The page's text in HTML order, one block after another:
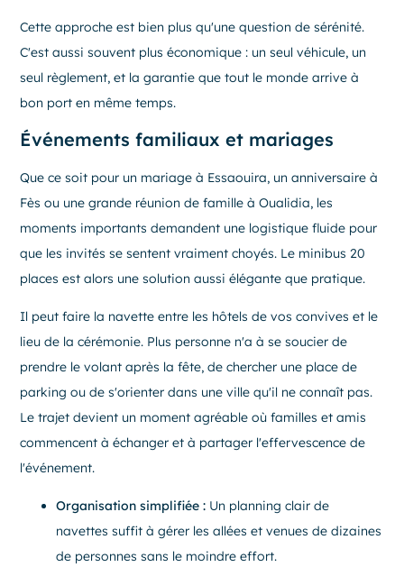
Cette approche est bien plus qu'une question de sérénité.
C'est aussi souvent plus économique : un seul véhicule, un
seul règlement, et la garantie que tout le monde arrive à
bon port en même temps.
Événements familiaux et mariages
Que ce soit pour un mariage à Essaouira, un anniversaire à
Fès ou une grande réunion de famille à Oualidia, les
moments importants demandent une logistique fluide pour
que les invités se sentent vraiment choyés. Le minibus 20
places est alors une solution aussi élégante que pratique.
Il peut faire la navette entre les hôtels de vos convives et le
lieu de la cérémonie. Plus personne n'a à se soucier de
prendre le volant après la fête, de chercher une place de
parking ou de s'orienter dans une ville qu'il ne connaît pas.
Le trajet devient un moment agréable où familles et amis
commencent à échanger et à partager l'effervescence de
l'événement.
Organisation simplifiée : Un planning clair de
navettes suffit à gérer les allées et venues de dizaines
de personnes sans le moindre effort.